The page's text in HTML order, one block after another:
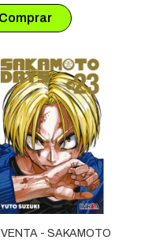
- SAKAMOTO